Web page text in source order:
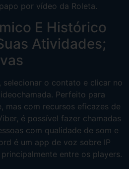
por vídeo da Roleta.
E Histórico
Atividades;
o contato e clicar no
Perfeito para
mas com recursos eficazes de
é possível fazer chamadas
com qualidade de som e
é um app de voz sobre IP
entre os players.